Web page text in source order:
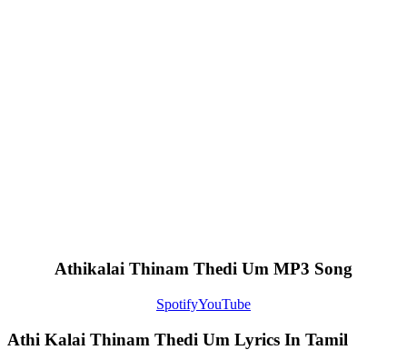
Athikalai Thinam Thedi Um MP3 Song
SpotifyYouTube
Athi Kalai Thinam Thedi Um Lyrics In Tamil